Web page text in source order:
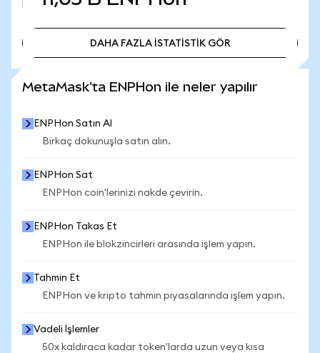
DAHA FAZLA İSTATİSTİK GÖR
MetaMask'ta ENPHon ile neler yapılır
ENPHon Satın Al
Birkaç dokunuşla satın alın.
ENPHon Sat
ENPHon coin'lerinizi nakde çevirin.
ENPHon Takas Et
ENPHon ile blokzincirleri arasında işlem yapın.
Tahmin Et
ENPHon ve kripto tahmin piyasalarında işlem yapın.
Vadeli İşlemler
50x kaldıraca kadar token'larda uzun veya kısa